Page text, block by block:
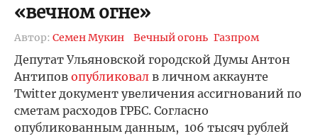
«вечном огне»
Автор: Семен Мукин Вечный огонь Газпром
Депутат Ульяновской городской Думы Антон
Антипов опубликовал в личном аккаунте
Twitter документ увеличения ассигнований по
сметам расходов ГРБС. Согласно
опубликованным данным, 106 тысяч рублей